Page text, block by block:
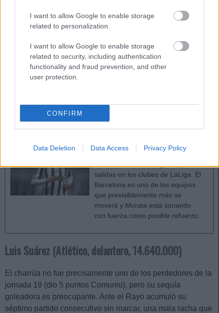
I want to allow Google to enable storage
related to personalization.
I want to allow Google to enable storage
related to security, including authentication
functionality and fraud prevention, and other
user protection.
CONFIRM
Data Deletion Data Access Privacy Policy
La realidad es que el centrocampista ghanés no atraviesa
puntos en cada uno de ellos, lejos de su media de 4,8. Baba
se marchará ahora a la Copa África y será baja las jornadas
20, 21 y 22. Entre eso y que cotiza a la baja, es una buena
oportunidad para venderle a Computer y sacar cerca de los
Actualidad Comunio: Morata puede regresar a
LaLiga
El mercado de fichajes de invierno
se abre en unos días y no cesan
salidas en los clubes de LaLiga. El
Barcelona es uno de los equipos
que previsiblemente más se
moverá y Morata está sonando
con fuerza como posible refuerzo.
Luis Suárez (Atlético, delantero, 14.640.000)
El charrúa no fue precisamente uno de los perdedores de la
jornada 19 (dio 5 puntos Comunio), pero su sequía
goleadora es preocupante. Ante el Rayo acumuló su
séptimo partido consecutivo sin marcar, una mala racha que